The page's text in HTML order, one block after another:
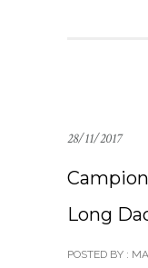
28/11/2017
Long
POSTED BY :